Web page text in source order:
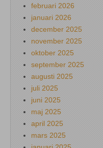
februari 2026
januari 2026
december 2025
november 2025
oktober 2025
september 2025
augusti 2025
juli 2025
juni 2025
maj 2025
april 2025
mars 2025